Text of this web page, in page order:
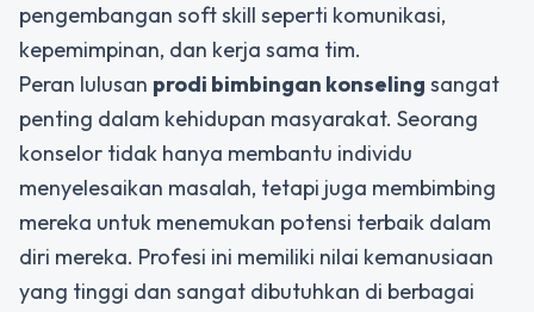
pengembangan soft skill seperti komunikasi,
kepemimpinan, dan kerja sama tim.
Peran lulusan prodi bimbingan konseling sangat
penting dalam kehidupan masyarakat. Seorang
konselor tidak hanya membantu individu
menyelesaikan masalah, tetapi juga membimbing
mereka untuk menemukan potensi terbaik dalam
diri mereka. Profesi ini memiliki nilai kemanusiaan
yang tinggi dan sangat dibutuhkan di berbagai